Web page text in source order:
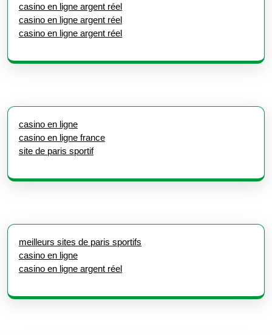
casino en ligne argent réel
casino en ligne argent réel
casino en ligne argent réel
casino en ligne
casino en ligne france
site de paris sportif
meilleurs sites de paris sportifs
casino en ligne
casino en ligne argent réel